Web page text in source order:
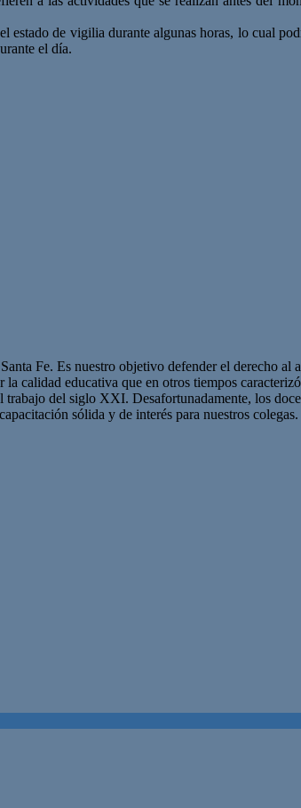
estado de vigilia durante algunas horas, lo cual
el día.
Fe. Es nuestro objetivo defender el derecho al
calidad educativa que en otros tiempos
del siglo XXI. Desafortunadamente, los
sólida y de interés para nuestros